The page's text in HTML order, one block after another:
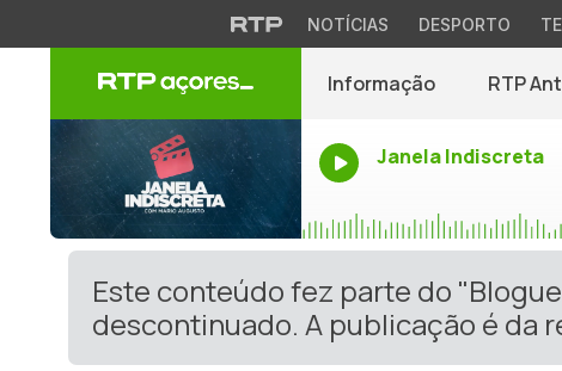
NOTÍCIAS DESPORTO
Informação RTP
Janela Indiscreta
Este conteúdo fez parte do
descontinuado. A publicação é da